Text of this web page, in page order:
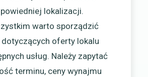
lokalizacji.
warto sporządzić
oferty lokalu
usług. Należy zapytać
terminu, ceny wynajmu